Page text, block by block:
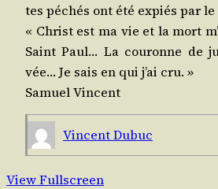
tes péchés ont été expiés par
« Christ est ma vie et la mort
Saint Paul… La cou­ronne de
vée… Je sais en qui j’ai cru. »
Samuel Vincent
Vincent Dubuc
View Fullscreen